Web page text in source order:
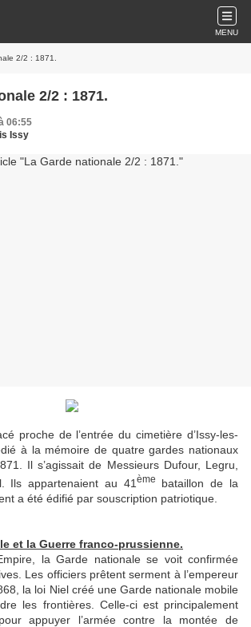
MENU
2/2 : 1871.
2/2 : 1871.
06:55
Issy
proche de l’entrée du cimetière d’Issy-les-
à la mémoire de quatre gardes nationaux
Il s’agissait de Messieurs Dufour, Legru,
Ils appartenaient au 41 ème
bataillon de la
a été édifié par souscription patriotique.
et la Guerre franco-prussienne.
la Garde nationale se voit confirmée
Les officiers prêtent serment à l’empereur
la loi Niel créé une Garde nationale mobile
les frontières. Celle-ci est principalement
appuyer l’armée contre la montée de